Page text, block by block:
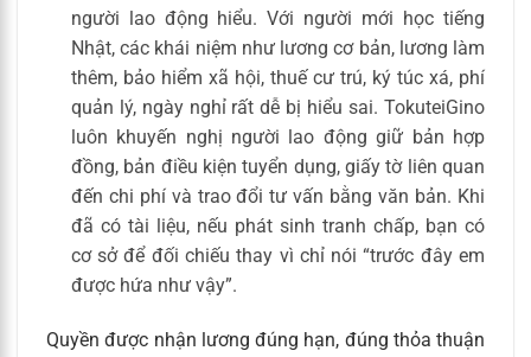
người lao động hiểu. Với người mới học tiếng
Nhật, các khái niệm như lương cơ bản, lương làm
thêm, bảo hiểm xã hội, thuế cư trú, ký túc xá, phí
quản lý, ngày nghỉ rất dễ bị hiểu sai. TokuteiGino
luôn khuyến nghị người lao động giữ bản hợp
đồng, bản điều kiện tuyển dụng, giấy tờ liên quan
đến chi phí và trao đổi tư vấn bằng văn bản. Khi
đã có tài liệu, nếu phát sinh tranh chấp, bạn có
cơ sở để đối chiếu thay vì chỉ nói “trước đây em
được hứa như vậy”.
Quyền được nhận lương đúng hạn, đúng thỏa thuận